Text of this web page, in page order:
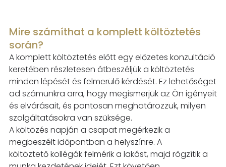
Mire számíthat a komplett költöztetés
során?
A komplett költöztetés előtt egy előzetes konzultáció
keretében részletesen átbeszéljük a költöztetés
minden lépését és felmerülő kérdését. Ez lehetőséget
ad számunkra arra, hogymegismerjük az Ön igényeit
és elvárásait, és pontosan meghatározzuk, milyen
szolgáltatásokra van szüksége.
A költözés napján a csapat megérkezik a
megbeszélt időpontban a helyszínre. A
költöztetőkollégák felmérik a lakást, majd rögzítik a